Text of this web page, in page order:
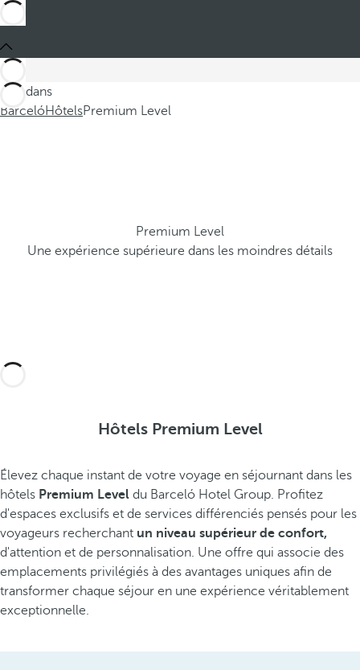
Ces dans
BarcelóHôtelsPremium Level
Premium Level
Une expérience supérieure dans les moindres détails
Hôtels Premium Level
Élevez chaque instant de votre voyage en séjournant dans les
hôtels Premium Level du Barceló Hotel Group. Profitez
d'espaces exclusifs et de services différenciés pensés pour les
voyageurs recherchant un niveau supérieur de confort,
d'attention et de personnalisation. Une offre qui associe des
emplacements privilégiés à des avantages uniques afin de
transformer chaque séjour en une expérience véritablement
exceptionnelle.